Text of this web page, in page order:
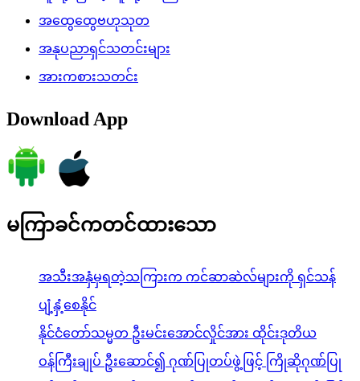
အထွေထွေဗဟုသုတ
အနုပညာရှင်သတင်းများ
အားကစားသတင်း
Download App
မကြာခင်ကတင်ထားသော
အသီးအနှံမှရတဲ့သကြားက ကင်ဆာဆဲလ်များကို ရှင်သန်
ပျံ့နှံ့စေနိုင်
နိုင်ငံတော်သမ္မတ ဦးမင်းအောင်လှိုင်အား ထိုင်းဒုတိယ
ဝန်ကြီးချုပ် ဦးဆောင်၍ ဂုဏ်ပြုတပ်ဖွဲ့ဖြင့် ကြိုဆိုဂုဏ်ပြု